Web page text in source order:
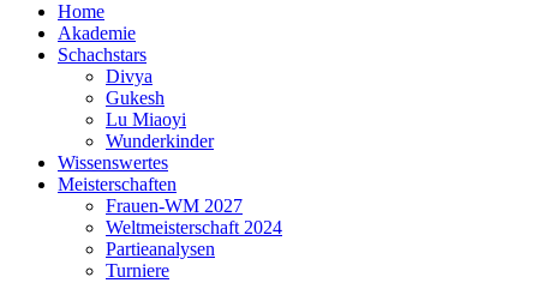
Home
Akademie
Schachstars
Divya
Gukesh
Lu Miaoyi
Wunderkinder
Wissenswertes
Meisterschaften
Frauen-WM 2027
Weltmeisterschaft 2024
Partieanalysen
Turniere